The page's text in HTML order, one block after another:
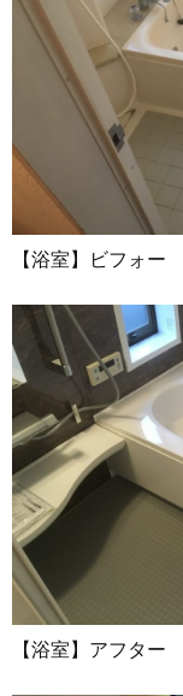
【浴室】ビフォー
【浴室】アフター